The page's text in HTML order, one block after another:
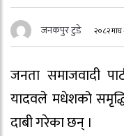
जनकपुर टुडे २०८२ माघ
जनता समाजवादी
यादवले मधेशको
दाबी गरेका छन् ।